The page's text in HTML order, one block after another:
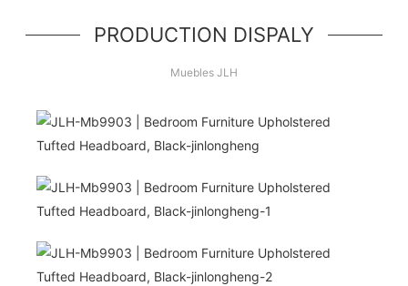
PRODUCTION DISPALY
Muebles JLH